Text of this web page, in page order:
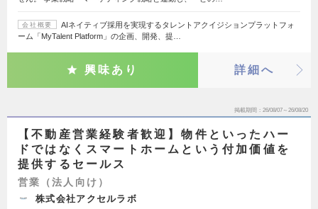
会社概要
AIネイティブ採用を実現するタレントアクイジションプラットフォ
ーム「MyTalent Platform」の企画、開発、提…
興味あり 詳細へ
掲載期間 26/08/07～26/08/20
【不動産営業経験者歓迎】物件といったハー
ドではなくスマートホームという付加価値を
提供するセールス
営業（法人向け）
株式会社アクセルラボ